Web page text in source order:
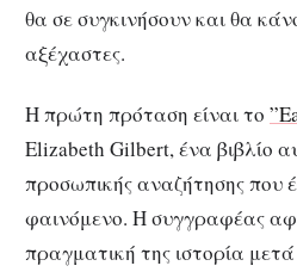
θα σε συγκινήσουν και θα
αξέχαστες.
Η πρώτη πρόταση είναι το
Elizabeth Gilbert, ένα βιβλίο
προσωπικής αναζήτησης που
φαινόμενο. Η συγγραφέας
πραγματική της ιστορία